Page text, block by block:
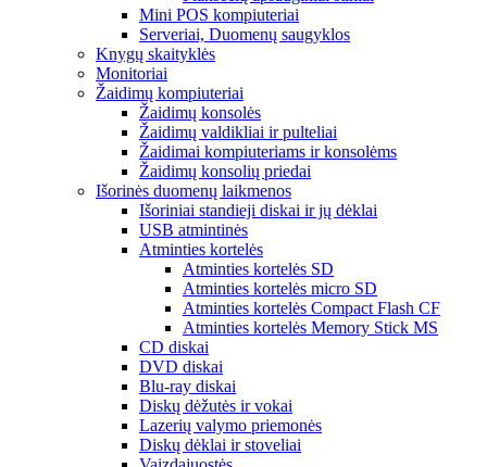
Mini POS kompiuteriai
Serveriai, Duomenų saugyklos
Knygų skaityklės
Monitoriai
Žaidimų kompiuteriai
Žaidimų konsolės
Žaidimų valdikliai ir pulteliai
Žaidimai kompiuteriams ir konsolėms
Žaidimų konsolių priedai
Išorinės duomenų laikmenos
Išoriniai standieji diskai ir jų dėklai
USB atmintinės
Atminties kortelės
Atminties kortelės SD
Atminties kortelės micro SD
Atminties kortelės Compact Flash CF
Atminties kortelės Memory Stick MS
CD diskai
DVD diskai
Blu-ray diskai
Diskų dėžutės ir vokai
Lazerių valymo priemonės
Diskų dėklai ir stoveliai